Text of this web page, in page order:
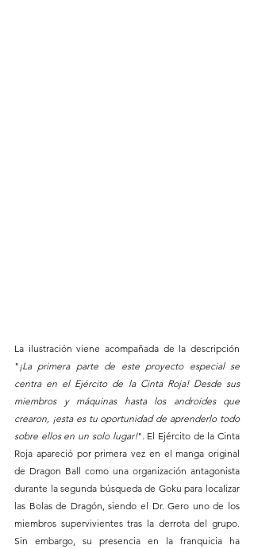
La ilustración viene acompañada de la descripción
" ¡La primera parte de este proyecto especial se
centra en el Ejército de la Cinta Roja! Desde sus
miembros y máquinas hasta los androides que
crearon, ¡esta es tu oportunidad de aprenderlo todo
sobre ellos en un solo lugar!". El Ejército de la Cinta
Roja apareció por primera vez en el manga original
de Dragon Ball como una organización antagonista
durante la segunda búsqueda de Goku para localizar
las Bolas de Dragón, siendo el Dr. Gero uno de los
miembros supervivientes tras la derrota del grupo.
Sin embargo, su presencia en la franquicia ha